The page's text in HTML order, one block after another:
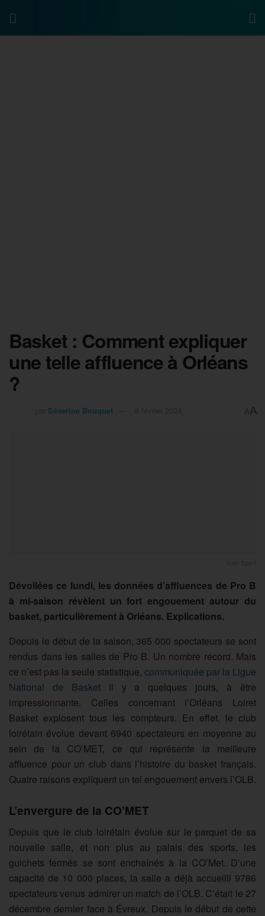
Basket : Comment expliquer
une telle affluence à Orléans
?
Séverine Bouquet AA
Dévoilées ce lundi, les données d’affluences de Pro B
à mi-saison révèlent un fort engouement autour du
basket, particulièrement à Orléans. Explications.
Depuis le début de la saison, 365 000 spectateurs se sont
rendus dans les salles de Pro B. Un nombre record. Mais
ce n’est pas la seule statistique, communiquée par la Ligue
National de Basketil y a quelques jours, à être
impressionnante. Celles concernant l’Orléans Loiret
Basket explosent tous les compteurs. En effet, le club
loirétain évolue devant 6940 spectateurs en moyenne au
sein de la CO’MET, ce qui représente la meilleure
affluence pour un club dans l’histoire du basket français.
Quatre raisons expliquent un tel engouement envers l’OLB.
L’envergure de la CO’MET
Depuis que le club loirétain évolue sur le parquet de sa
nouvelle salle, et non plus au palais des sports, les
guichets fermés se sont enchaînés à la CO’Met. D’une
capacité de 10 000 places, la salle a déjà accueilli 9786
spectateurs venus admirer un match de l’OLB. C’était le 27
décembre dernier face à Évreux. Depuis le début de cette